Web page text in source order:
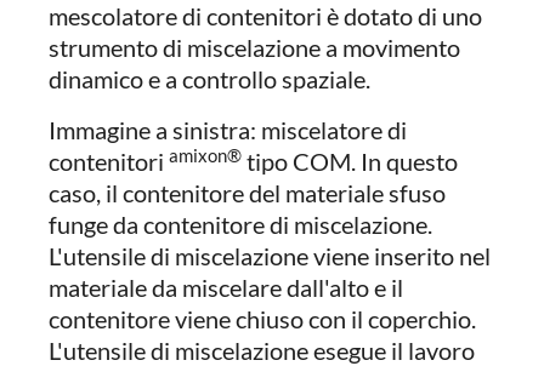
mescolatore di contenitori è dotato di uno
strumento di miscelazione a movimento
dinamico e a controllo spaziale.
Immagine a sinistra: miscelatore di
contenitori amixon® tipo COM. In questo
caso, il contenitore del materiale sfuso
funge da contenitore di miscelazione.
L'utensile di miscelazione viene inserito nel
materiale da miscelare dall'alto e il
contenitore viene chiuso con il coperchio.
L'utensile di miscelazione esegue il lavoro